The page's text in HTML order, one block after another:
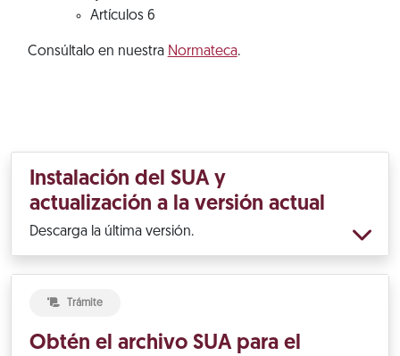
Artículos 6
Consúltalo en nuestra Normateca.
Instalación del SUA y
actualización a la versión actual
Descarga la última versión.
Trámite
Obtén el archivo SUA para el